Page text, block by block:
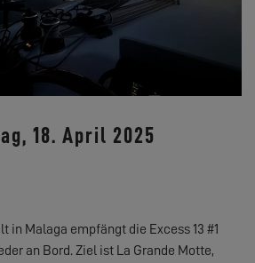
18. April 2025
in Malaga empfängt die Excess 13 #1
an Bord. Ziel ist La Grande Motte,